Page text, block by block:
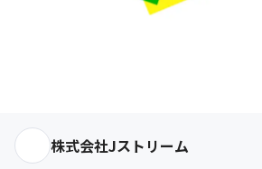
株式会社Jストリーム